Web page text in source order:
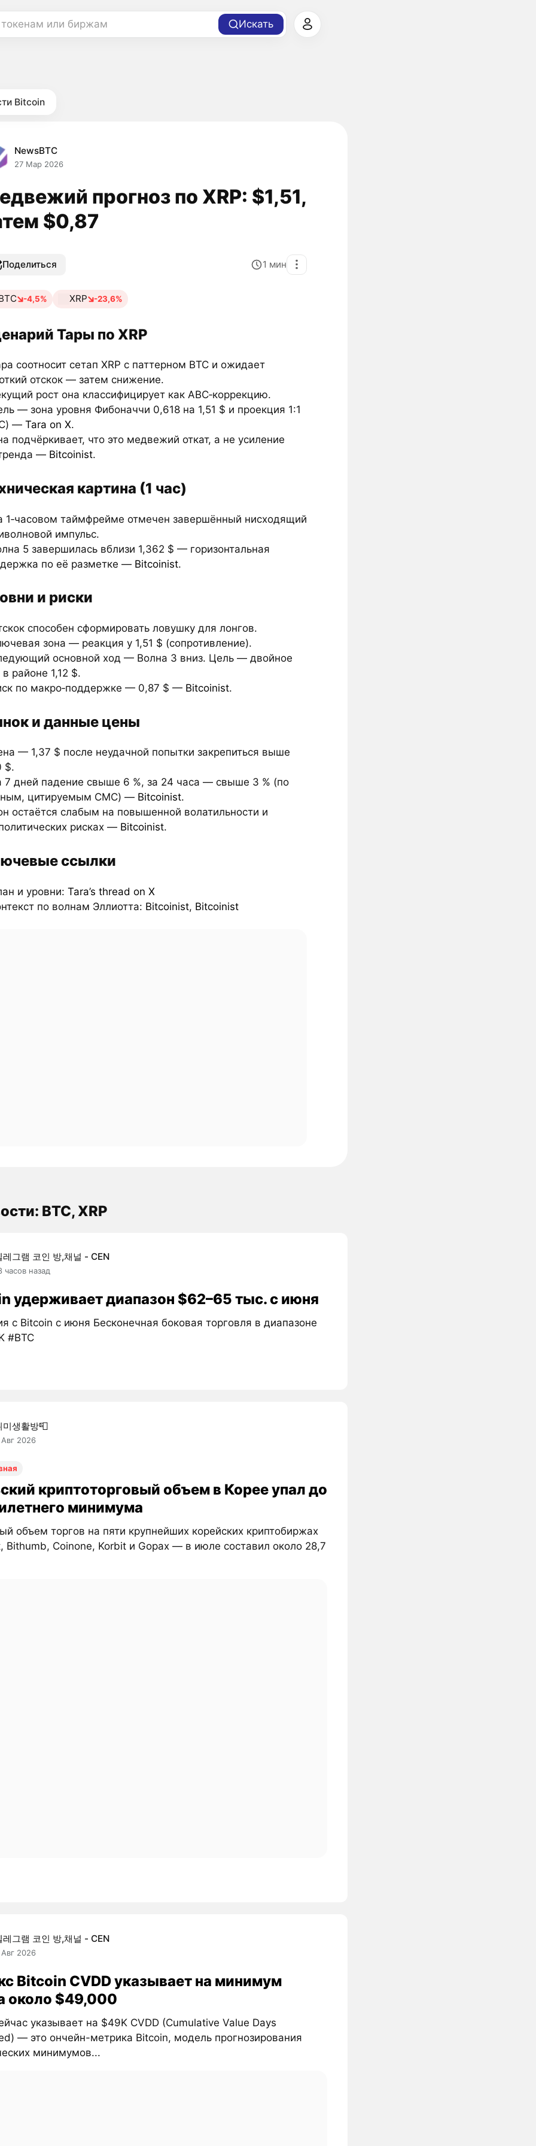
или биржам Искать
Bitcoin
NewsBTC
27 Мар 2026
прогноз по XRP: $1,51,
$0,87
Поделиться 1 мин
-4,5% XRP -23,6%
Тары по XRP
соотносит сетап XRP с паттерном BTC и ожидает
отскок — затем снижение.
рост она классифицирует как ABC‑коррекцию.
— зона уровня Фибоначчи 0,618 на 1,51 $ и проекция 1:1
— Tara on X.
подчёркивает, что это медвежий откат, а не усиление
— Bitcoinist.
картина (1 час)
1‑часовом таймфрейме отмечен завершённый нисходящий
импульс.
5 завершилась вблизи 1,362 $ — горизонтальная
по её разметке — Bitcoinist.
и риски
способен сформировать ловушку для лонгов.
зона — реакция у 1,51 $ (сопротивление).
основной ход — Волна 3 вниз. Цель — двойное
районе 1,12 $.
по макро‑поддержке — 0,87 $ — Bitcoinist.
и данные цены
— 1,37 $ после неудачной попытки закрепиться выше
$.
7 дней падение свыше 6 %, за 24 часа — свыше 3 % (по
цитируемым CMC) — Bitcoinist.
остаётся слабым на повышенной волатильности и
рисках — Bitcoinist.
ссылки
и уровни: Tara’s thread on X
по волнам Эллиотта: Bitcoinist, Bitcoinist
BTC, XRP
레그램 코인 방,채널 - CEN
часов назад
удерживает диапазон $62–65 тыс. с июня
с Bitcoin с июня Бесконечная боковая торговля в диапазоне
#BTC
미생활방📮
Авг 2026
криптоторговый объем в Корее упал до
минимума
объем торгов на пяти крупнейших корейских криптобиржах
Coinone, Korbit и Gopax — в июле составил около 28,7
레그램 코인 방,채널 - CEN
Авг 2026
Bitcoin CVDD указывает на минимум
около $49,000
указывает на $49K CVDD (Cumulative Value Days
— это ончейн-метрика Bitcoin, модель прогнозирования
минимумов...